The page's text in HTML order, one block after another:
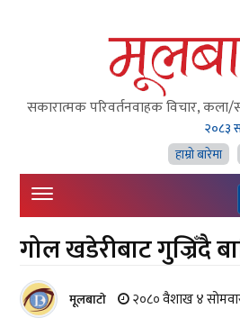
सकारात्मक परिवर्तनवाहक विचार, कला/
२०८३
हाम्राे बारेमा
गोल खडेरीबाट गुज्रिँदै
मूलबाटाे २०८० वैशाख ४